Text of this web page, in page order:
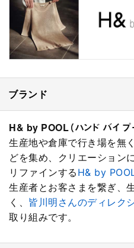
ブランド
H& by POOL（ハンド バイ プ
生産地や倉庫で行き場を無
どを集め、クリエーション
リファインする H& by
生産者とお客さまを繋ぎ、
く、 皆川明さんのディレク
取り組みです。